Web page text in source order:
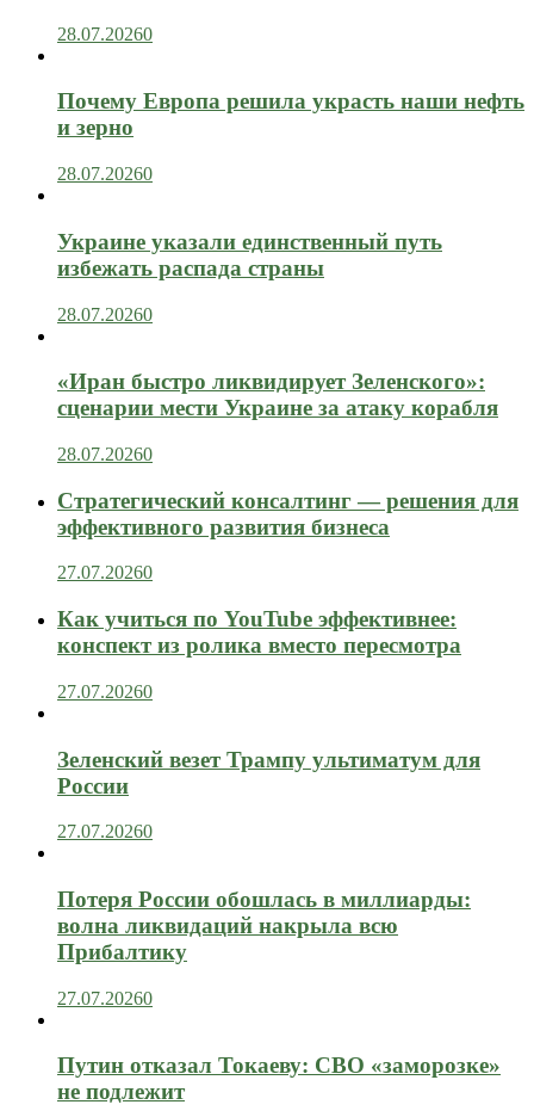
28.07.20260
Почему Европа решила украсть наши нефть
и зерно
28.07.20260
Украине указали единственный путь
избежать распада страны
28.07.20260
«Иран быстро ликвидирует Зеленского»:
сценарии мести Украине за атаку корабля
28.07.20260
Стратегический консалтинг — решения для
эффективного развития бизнеса
27.07.20260
Как учиться по YouTube эффективнее:
конспект из ролика вместо пересмотра
27.07.20260
Зеленский везет Трампу ультиматум для
России
27.07.20260
Потеря России обошлась в миллиарды:
волна ликвидаций накрыла всю
Прибалтику
27.07.20260
Путин отказал Токаеву: СВО «заморозке»
не подлежит